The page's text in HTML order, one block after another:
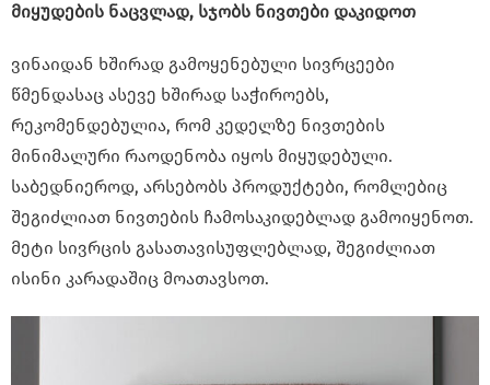
მიყუდების ნაცვლად, სჯობს ნივთები დაკიდოთ
ვინაიდან ხშირად გამოყენებული სივრცეები
წმენდასაც ასევე ხშირად საჭიროებს,
რეკომენდებულია, რომ კედელზე ნივთების
მინიმალური რაოდენობა იყოს მიყუდებული.
საბედნიეროდ, არსებობს პროდუქტები, რომლებიც
შეგიძლიათ ნივთების ჩამოსაკიდებლად გამოიყენოთ.
მეტი სივრცის გასათავისუფლებლად, შეგიძლიათ
ისინი კარადაშიც მოათავსოთ.